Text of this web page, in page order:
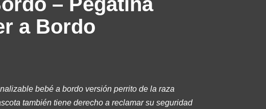
a Bordo
bebé a bordo versión perrito de la raza
también tiene derecho a reclamar su seguridad